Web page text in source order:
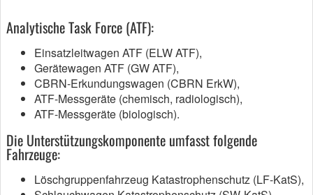
Analytische Task Force (ATF):
Einsatzleitwagen ATF (ELW ATF),
Gerätewagen ATF (GW ATF),
CBRN-Erkundungswagen (CBRN ErkW),
ATF-Messgeräte (chemisch, radiologisch),
ATF-Messgeräte (biologisch).
Die Unterstützungskomponente umfasst folgende
Fahrzeuge:
Löschgruppenfahrzeug Katastrophenschutz (LF-KatS),